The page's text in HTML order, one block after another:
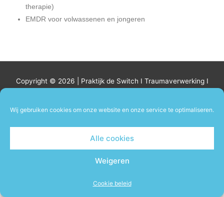
Wij gebruiken cookies om onze website en onze service te optimaliseren.
Alle cookies
Weigeren
Cookie beleid
therapie)
EMDR voor volwassenen en jongeren
Copyright © 2026 | Praktijk de Switch I Traumaverwerking I